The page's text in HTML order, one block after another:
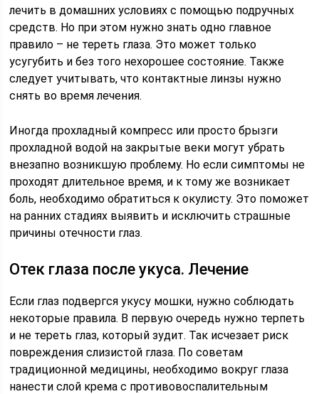
лечить в домашних условиях с помощью подручных
средств. Но при этом нужно знать одно главное
правило – не тереть глаза. Это может только
усугубить и без того нехорошее состояние. Также
следует учитывать, что контактные линзы нужно
снять во время лечения.
Иногда прохладный компресс или просто брызги
прохладной водой на закрытые веки могут убрать
внезапно возникшую проблему. Но если симптомы не
проходят длительное время, и к тому же возникает
боль, необходимо обратиться к окулисту. Это поможет
на ранних стадиях выявить и исключить страшные
причины отечности глаз.
Отек глаза после укуса. Лечение
Если глаз подвергся укусу мошки, нужно соблюдать
некоторые правила. В первую очередь нужно терпеть
и не тереть глаз, который зудит. Так исчезает риск
повреждения слизистой глаза. По советам
традиционной медицины, необходимо вокруг глаза
нанести слой крема с противовоспалительным